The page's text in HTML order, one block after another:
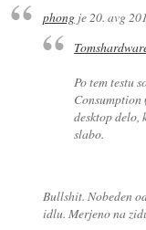
phongje20. avg
Po tem testu
desktop delo,
slabo.
Bullshit. Nobeden
idlu. Merjeno na